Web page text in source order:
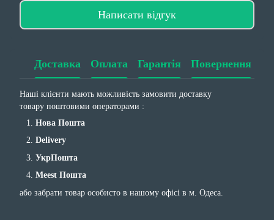
Написати відгук
Доставка Оплата Гарантія Повернення
Наші клієнти мають можливість замовити доставку
товару поштовими операторами :
Нова Пошта
Delivery
УкрПошта
Meest Пошта
або забрати товар особисто в нашому офісі в м. Одеса.